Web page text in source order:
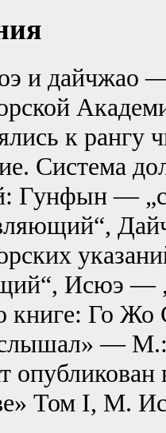
и дайчжао
к рангу
Система
Гунфын —
Исюэ —
книге: Го Жо
— М.:
опубликован
Том I, М.